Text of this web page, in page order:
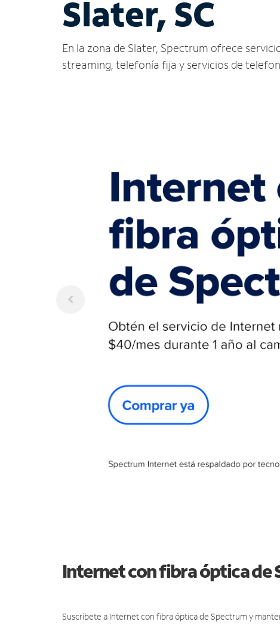
Slater, SC
En la zona de Slater, Spectrum ofrece
streaming, telefonía fija y servicios de
Internet con fibra óptica de
Suscríbete a Internet con fibra óptica de Spectrum y